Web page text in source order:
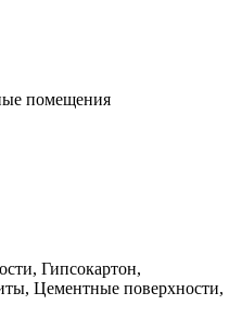
помещения
Гипсокартон,
Цементные поверхности,